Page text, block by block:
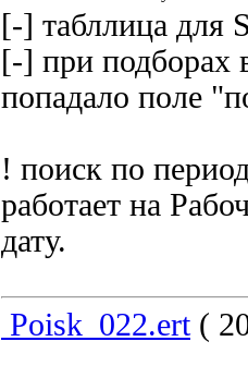
[-] табллица для
[-] при подборах
попадало поле
! поиск по
работает на
дату.
Poisk_022.ert(